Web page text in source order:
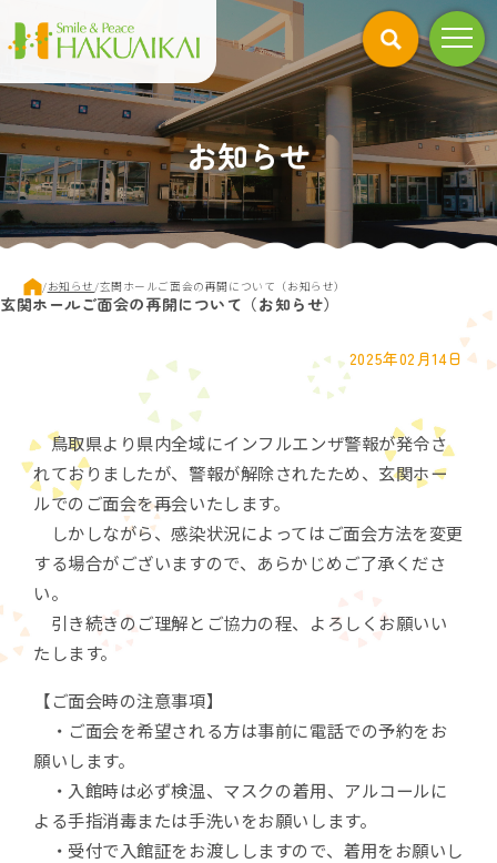
お知らせ
現
在
/お知らせ /玄関ホールご面会の再開について（お知らせ）
玄関ホールご面会の再開について（お知らせ）
2025年02月14日
鳥取県より県内全域にインフルエンザ警報が発令さ
れておりましたが、警報が解除されたため、玄関ホー
ルでのご面会を再会いたします。
しかしながら、感染状況によってはご面会方法を変更
する場合がございますので、あらかじめご了承くださ
い。
引き続きのご理解とご協力の程、よろしくお願いい
たします。
【ご面会時の注意事項】
・ご面会を希望される方は事前に電話での予約をお
願いします。
・入館時は必ず検温、マスクの着用、アルコールに
よる手指消毒または手洗いをお願いします。
・受付で入館証をお渡ししますので、着用をお願いし